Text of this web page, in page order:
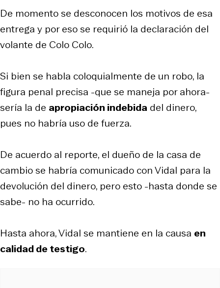
De momento se desconocen los motivos de esa
entrega y por eso se requirió la declaración del
volante de Colo Colo.
Si bien se habla coloquialmente de un robo, la
figura penal precisa -que se maneja por ahora-
sería la de apropiación indebida del dinero,
pues no habría uso de fuerza.
De acuerdo al reporte, el dueño de la casa de
cambio se habría comunicado con Vidal para la
devolución del dinero, pero esto -hasta donde se
sabe- no ha ocurrido.
Hasta ahora, Vidal se mantiene en la causa en
calidad de testigo.